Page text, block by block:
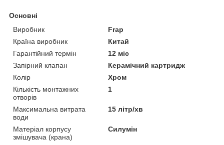
Основні
Виробник
Frap
Країна виробник
Китай
Гарантійний термін
12 міс
Запірний клапан
Керамічний картридж
Колір
Хром
Кількість монтажних
отворів
1
Максимальна витрата
води
15 літр/хв
Матеріал корпусу
змішувача (крана)
Силумін